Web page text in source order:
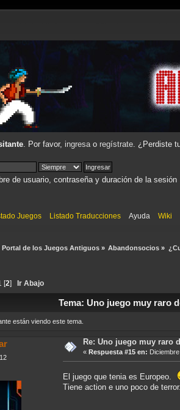
. Por favor, ingresao regístrate. ¿Perdiste
de usuario, contraseña y duración de la sesión
Juegos Listado Traducciones Ayuda Wiki
de los Juegos Antiguos» Abandonsocios »
[2] Ir Abajo
Tema: Uno juego muy raro
están viendo este tema.
Re: Uno juego muy raro
« Respuesta #15 en:
El juego que tenia es Europeo.
Tiene action e uno poco de